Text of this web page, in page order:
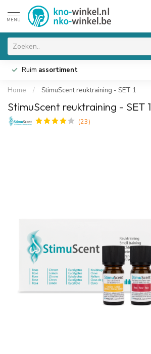
MENU
Ruim assortiment
Home / StimuScent reuktraining - SET 1
StimuScent reuktraining - SET 1
(23)